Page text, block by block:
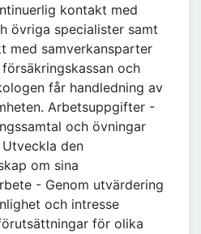
kontakt med
övriga specialister samt
med samverkansparter
och
får handledning av
Arbetsuppgifter -
och övningar
den
om sina
- Genom utvärdering
och intresse
för olika